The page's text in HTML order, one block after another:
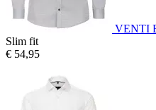
VENTI
Slim fit
€ 54,95